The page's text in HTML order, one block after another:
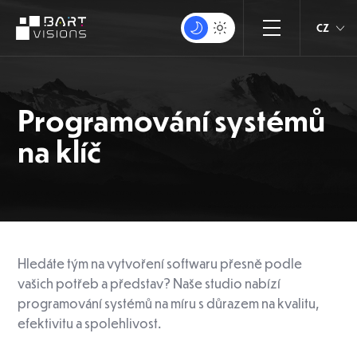
CZ
Programování systémů
na klíč
Hledáte tým na vytvoření softwaru přesně podle
vašich potřeb a představ? Naše studio nabízí
programování systémů na míru s důrazem na kvalitu,
efektivitu a spolehlivost.